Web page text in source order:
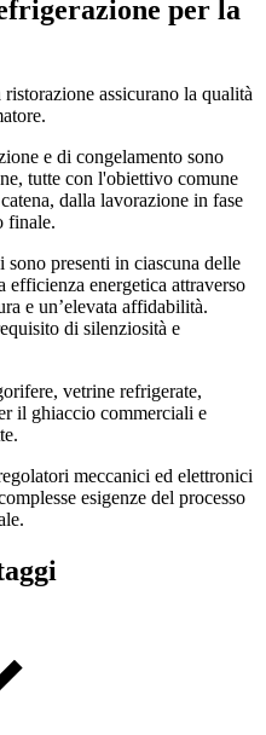
per la
assicurano la qualità
e di congelamento sono
tutte con l'obiettivo comune
dalla lavorazione in fase
finale.
presenti in ciascuna delle
efficienza energetica attraverso
e un’elevata affidabilità.
di silenziosità e
vetrine refrigerate,
il ghiaccio commerciali e
meccanici ed elettronici
esigenze del processo